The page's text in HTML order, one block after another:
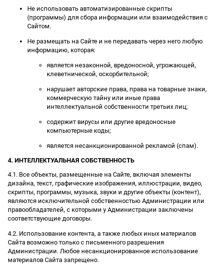
Не использовать автоматизированные скрипты
(программы) для сбора информации или взаимодействия с
Сайтом.
Не размещать на Сайте и не передавать через него любую
информацию, которая:
является незаконной, вредоносной, угрожающей,
клеветнической, оскорбительной;
нарушает авторские права, права на товарные знаки,
коммерческую тайну или иные права
интеллектуальной собственности третьих лиц;
содержит вирусы или другие вредоносные
компьютерные коды;
является несанкционированной рекламой (спам).
4. ИНТЕЛЛЕКТУАЛЬНАЯ СОБСТВЕННОСТЬ
4.1. Все объекты, размещенные на Сайте, включая элементы
дизайна, текст, графические изображения, иллюстрации, видео,
скрипты, программы, музыка, звуки и другие объекты (контент),
являются исключительной собственностью Администрации или
правообладателей, с которыми у Администрации заключены
соответствующие договоры.
4.2. Использование контента, а также любых иных материалов
Сайта возможно только с письменного разрешения
Администрации. Любое несанкционированное использование
материалов Сайта запрещено.